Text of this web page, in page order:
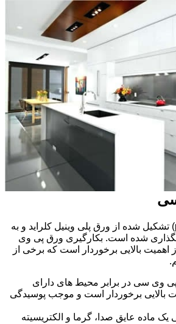
کابینت پی وی سی (pvc) تشکیل شده از ورق پلی وینیل کلراید و به
شده است. بکارگیری ورق پی وی
اهمیت بالایی برخوردار است که برخی از
وی سی در برابر محیط های دارای
بالایی برخوردار است و موجب پوسیدگی
ماده عایق صدا، گرما و الکتریسیته